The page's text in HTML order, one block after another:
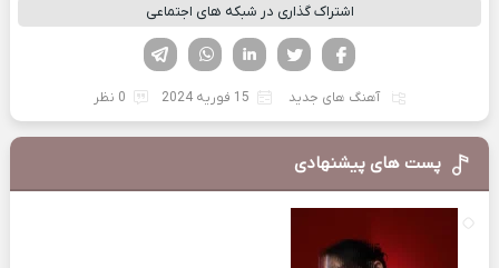
اشتراک گذاری در شبکه های اجتماعی
لینکدین تویتر
فیسوک
آهنگ های جدید 15 فوریه 2024 0 نظر
پست های پیشنهادی